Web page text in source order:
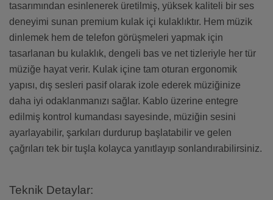
tasarımından esinlenerek üretilmiş, yüksek kaliteli bir ses
deneyimi sunan premium kulak içi kulaklıktır. Hem müzik
dinlemek hem de telefon görüşmeleri yapmak için
tasarlanan bu kulaklık, dengeli bas ve net tizleriyle her tür
müziğe hayat verir. Kulak içine tam oturan ergonomik
yapısı, dış sesleri pasif olarak izole ederek müziğinize
daha iyi odaklanmanızı sağlar. Kablo üzerine entegre
edilmiş kontrol kumandası sayesinde, müziğin sesini
ayarlayabilir, şarkıları durdurup başlatabilir ve gelen
çağrıları tek bir tuşla kolayca yanıtlayıp sonlandırabilirsiniz.
Teknik Detaylar: